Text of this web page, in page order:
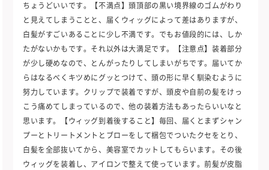
ちょうどいいです。【不満点】頭頂部の黒い境界線のゴムがわり
と見えてしまうことと、届くウィッグによって差はありますが、
白髪がすごいあることに少し不満です。でもお値段的には、しか
たがないかもです。それ以外は大満足です。【注意点】装着部分
が少し硬めなので、とんがったりしてしまいがちです。届いてか
らはなるべくキツめにグッとつけて、頭の形に早く馴染むように
努力しています。クリップで装着ですが、頭皮や自前の髪をけっ
こう痛めてしまっているので、他の装着方法もあったらいいなと
思います。【ウィッグ到着後すること】毎回、届くとまずシャン
プーとトリートメントとブローをして梱包でついたクセをとり、
白髪を全部抜いてから、美容室でカットしてもらいます。その後
ウィッグを装着し、アイロンで整えて使っています。前髪が皮脂